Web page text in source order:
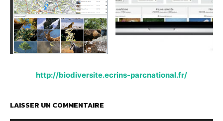
http://biodiversite.ecrins-parcnational.fr/
LAISSER UN COMMENTAIRE